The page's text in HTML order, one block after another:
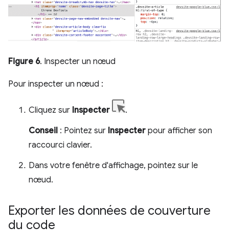
Figure 6. Inspecter un nœud
Pour inspecter un nœud :
Cliquez sur Inspecter
.
Conseil : Pointez sur Inspecter pour afficher son
raccourci clavier.
Dans votre fenêtre d'affichage, pointez sur le
nœud.
Exporter les données de couverture
du code